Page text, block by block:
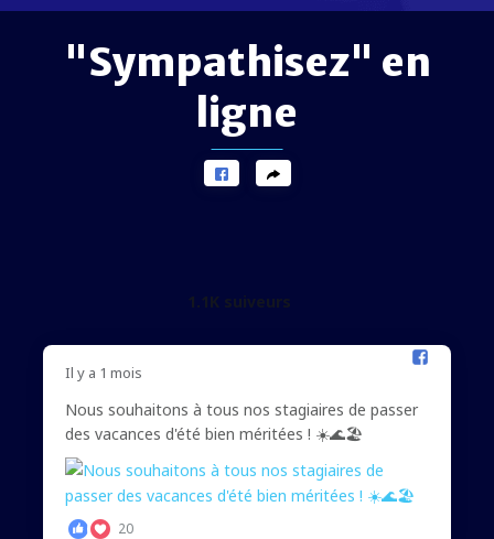
"Sympathisez" en
ligne
Il y a 1 mois
Nous souhaitons à tous nos stagiaires de passer
des vacances d'été bien méritées ! ☀️🌊🏖️
20